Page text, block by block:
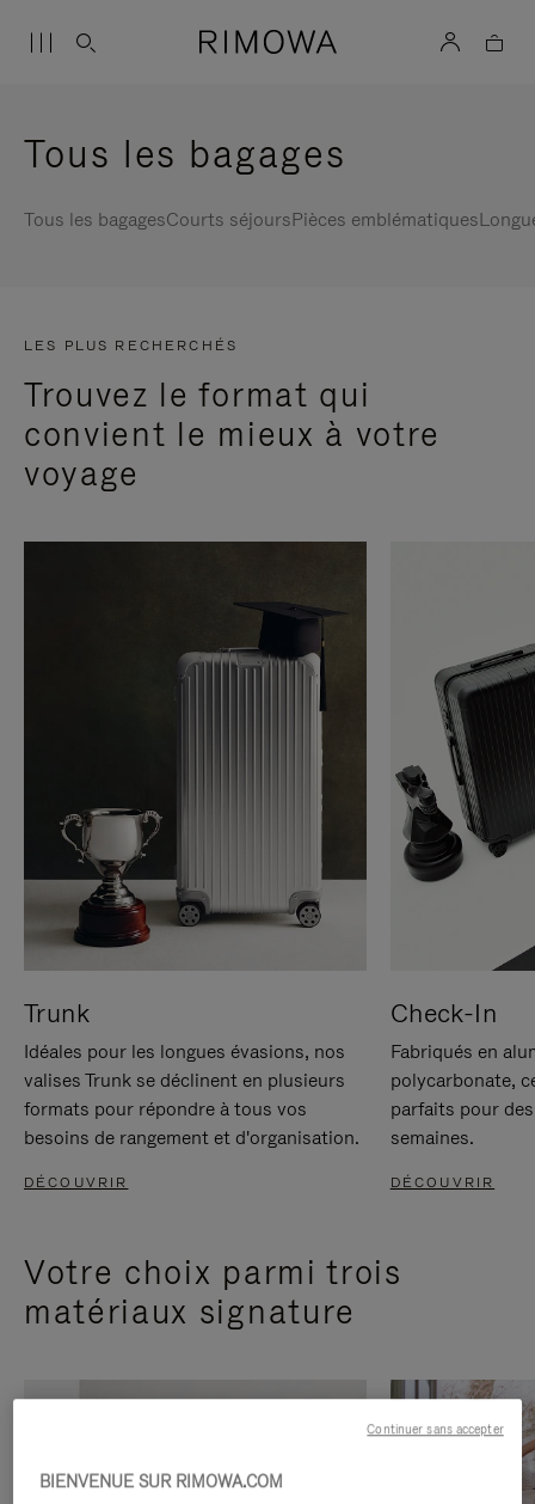
Tous les bagages
Tous les bagagesCourts séjoursPièces emblématiques
LES PLUS RECHERCHÉS
Trouvez le format qui
convient le mieux à votre
voyage
Trunk
Idéales pour les longues évasions, nos
valises Trunk se déclinent en plusieurs
formats pour répondre à tous vos
besoins de rangement et d'organisation.
DÉCOUVRIR
Check-In
Fabriqués en
polycarbonate,
parfaits pour
semaines.
DÉCOUVRIR
Votre choix parmi trois
matériaux signature
BIENVENUE SUR RIMOWA.COM
Continuer sans accepter